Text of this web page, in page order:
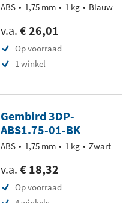
ABS 1,75 mm 1 kg Blauw
v.a. € 26,01
Op voorraad
1 winkel
Gembird 3DP-
ABS1.75-01-BK
ABS 1,75 mm 1 kg Zwart
v.a. € 18,32
Op voorraad